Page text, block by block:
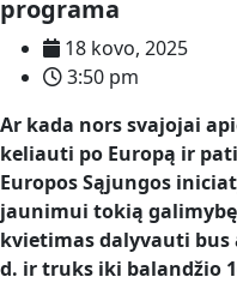
programa
18 kovo, 2025
3:50 pm
Ar kada nors svajojai
keliauti po Europą ir
Europos Sąjungos
jaunimui tokią
kvietimas dalyvauti bus
d. ir truks iki balandžio